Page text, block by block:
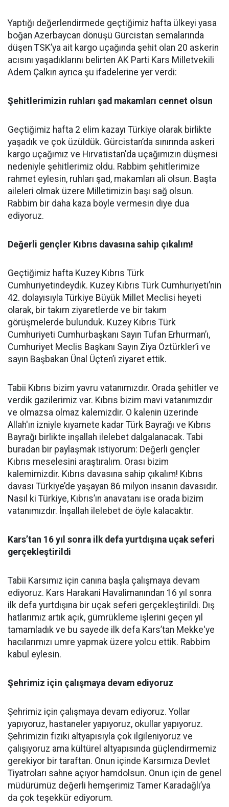
Yaptığı değerlendirmede geçtiğimiz hafta ülkeyi yasa
boğan Azerbaycan dönüşü Gürcistan semalarında
düşen TSK’ya ait kargo uçağında şehit olan 20 askerin
acısını yaşadıklarını belirten AK Parti Kars Milletvekili
Adem Çalkın ayrıca şu ifadelerine yer verdi:
Şehitlerimizin ruhları şad makamları cennet olsun
Geçtiğimiz hafta 2 elim kazayı Türkiye olarak birlikte
yaşadık ve çok üzüldük. Gürcistan’da sınırında askeri
kargo uçağımız ve Hırvatistan'da uçağımızın düşmesi
nedeniyle şehitlerimiz oldu. Rabbim şehitlerimize
rahmet eylesin, ruhları şad, makamları ali olsun. Başta
aileleri olmak üzere Milletimizin başı sağ olsun.
Rabbim bir daha kaza böyle vermesin diye dua
ediyoruz.
Değerli gençler Kıbrıs davasına sahip çıkalım!
Geçtiğimiz hafta Kuzey Kıbrıs Türk
Cumhuriyetindeydik. Kuzey Kıbrıs Türk Cumhuriyeti’nin
42. dolayısıyla Türkiye Büyük Millet Meclisi heyeti
olarak, bir takım ziyaretlerde ve bir takım
görüşmelerde bulunduk. Kuzey Kıbrıs Türk
Cumhuriyeti Cumhurbaşkanı Sayın Tufan Erhurman’ı,
Cumhuriyet Meclis Başkanı Sayın Ziya Öztürkler’i ve
sayın Başbakan Ünal Üçten’i ziyaret ettik.
Tabii Kıbrıs bizim yavru vatanımızdır. Orada şehitler ve
verdik gazilerimiz var. Kıbrıs bizim mavi vatanımızdır
ve olmazsa olmaz kalemizdir. O kalenin üzerinde
Allah'ın izniyle kıyamete kadar Türk Bayrağı ve Kıbrıs
Bayrağı birlikte inşallah ilelebet dalgalanacak. Tabi
buradan bir paylaşmak istiyorum: Değerli gençler
Kıbrıs meselesini araştıralım. Orası bizim
kalemimizdir. Kıbrıs davasına sahip çıkalım! Kıbrıs
davası Türkiye’de yaşayan 86 milyon insanın davasıdır.
Nasıl ki Türkiye, Kıbrıs’ın anavatanı ise orada bizim
vatanımızdır. İnşallah ilelebet de öyle kalacaktır.
Kars’tan 16 yıl sonra ilk defa yurtdışına uçak seferi
gerçekleştirildi
Tabii Karsımız için canına başla çalışmaya devam
ediyoruz. Kars Harakani Havalimanından 16 yıl sonra
ilk defa yurtdışına bir uçak seferi gerçekleştirildi. Dış
hatlarımız artık açık, gümrükleme işlerini geçen yıl
tamamladık ve bu sayede ilk defa Kars’tan Mekke'ye
hacılarımızı umre yapmak üzere yolcu ettik. Rabbim
kabul eylesin.
Şehrimiz için çalışmaya devam ediyoruz
Şehrimiz için çalışmaya devam ediyoruz. Yollar
yapıyoruz, hastaneler yapıyoruz, okullar yapıyoruz.
Şehrimizin fiziki altyapısıyla çok ilgileniyoruz ve
çalışıyoruz ama kültürel altyapısında güçlendirmemiz
gerekiyor bir taraftan. Onun içinde Karsımıza Devlet
Tiyatroları sahne açıyor hamdolsun. Onun için de genel
müdürümüz değerli hemşerimiz Tamer Karadağlı’ya
da çok teşekkür ediyorum.